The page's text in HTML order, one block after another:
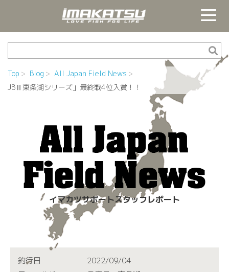
Top Blog
All Japan Field News
JBⅡ東条湖シリーズ」最終戦4位入賞！！
イマカツサポートスタッフレポート
釣行日
2022/09/04